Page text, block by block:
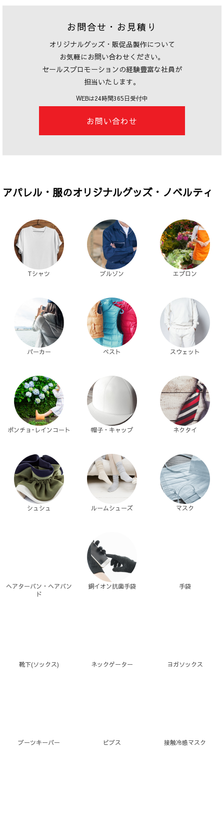
お問合せ・お見積り
オリジナルグッズ・販促品製作について
お気軽にお問い合わせください。
セールスプロモーションの経験豊富な社員が
担当いたします。
WEBは24時間365日受付中
お問い合わせ
アパレル・服のオリジナルグッズ・ノベルティ
Tシャツ ブルゾン エプロン
パーカー ベスト スウェット
ポンチョ･レインコート 帽子・キャップ ネクタイ
シュシュ ルームシューズ マスク
ヘアターバン・ヘアバン
ド
銅イオン抗菌手袋 手袋
靴下(ソックス) ネックゲーター ヨガソックス
ブーツキーパー ビブス 接触冷感マスク